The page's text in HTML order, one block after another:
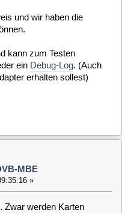
Schritt weiter